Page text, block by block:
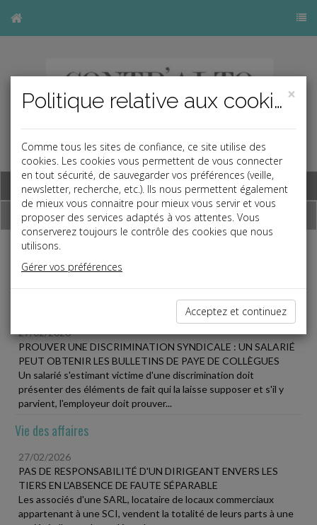
Base documentaire
Dépêches
Liste des dernières dépêches
27/02/2026
PROUVER UNE DISCRIMINATION SYNDICALE : UN SALARIÉ
PEUT OBTENIR LES BULLETINS DE PAYE DE COLLÈGUES
Un salarié s'estimant victime d'une discrimination doit
présenter des éléments de fait qui la laisse supposer et s'il y
parvient, l'employeur doit prouver...
Vie des affaires
27/02/2026
PAS DE RESPONSABILITÉ D'UN DIRIGEANT ENVERS LES
TIERS EN L'ABSENCE DE FAUTE SÉPARABLE
Les associés d'une SARL, locataire de locaux commerciaux
appartenant à une SCI, vendent la totalité de leurs parts à une
×
Politique relative aux cookies
Comme tous les sites de confiance, ce site utilise des
cookies. Les cookies vous permettent de vous connecter
en tout sécurité, de sauvegarder vos préférences (veille,
newsletter, recherche, etc.). Ils nous permettent également
de mieux vous connaitre pour mieux vous servir et vous
proposer des services adaptés à vos attentes. Vous
conserverez toujours le contrôle des cookies que nous
utilisons.
Gérer vos préférences
Acceptez et continuez